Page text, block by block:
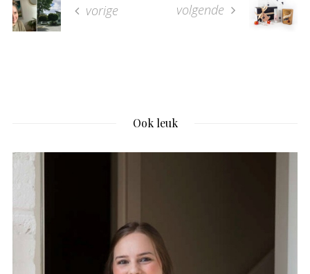
vorige volgende
Ook leuk